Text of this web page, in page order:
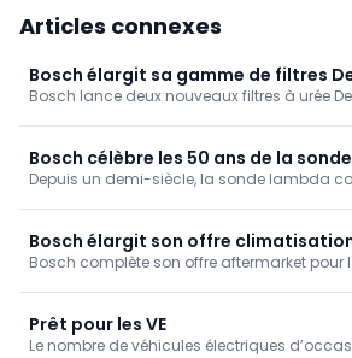
Articles connexes
Bosch élargit sa gamme de filtres
Bosch lance deux nouveaux filtres à urée
largement utilisés, avec une gestion des
Bosch célèbre les 50 ans de la
Depuis un demi-siècle, la sonde lambda
rôle clé dans la réduction des émissions.
Bosch élargit son offre
capteurs de pression
Bosch complète son offre aftermarket pour
automobile européen et conviennent aux
hybrides et électriques.
Prêt pour les VE
Le nombre de véhicules électriques